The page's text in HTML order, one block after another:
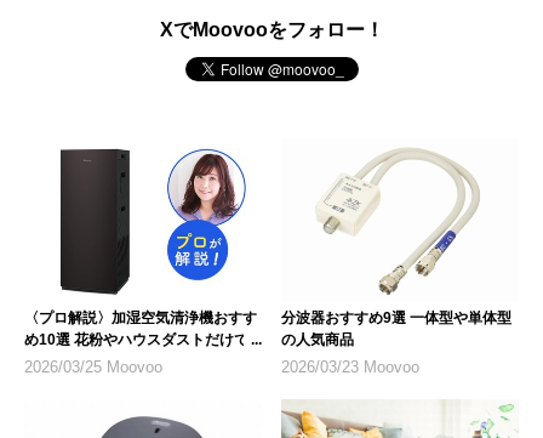
XでMoovooをフォロー！
〈プロ解説〉加湿空気清浄機おすす
め10選 花粉やハウスダストだけで
なく乾燥対策にも
2026/03/25 Moovoo
分波器おすすめ9選 一体型や単体型
の人気商品
2026/03/23 Moovoo